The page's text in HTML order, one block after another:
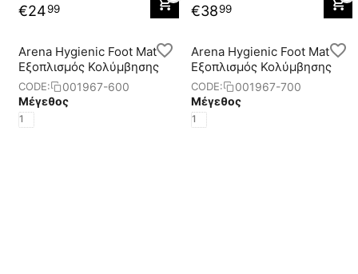
€2499 €3899
Arena Hygienic Foot Mat
Eξοπλισμός Κολύμβησης
CODE:
001967-600
Μέγεθος
1
Arena Hygienic Foot Mat
Eξοπλισμός Κολύμβησης
CODE:
001967-700
Μέγεθος
1